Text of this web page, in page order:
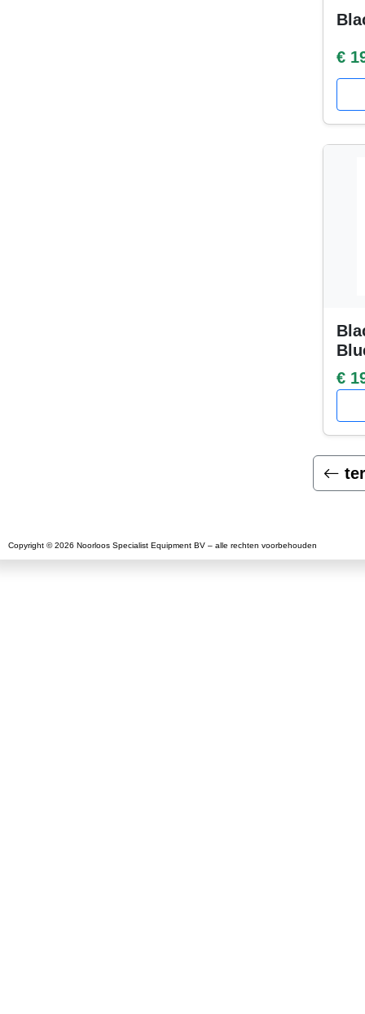
€
€
Copyright © 2026 Noorloos Specialist Equipment BV – alle rechten voorbehouden